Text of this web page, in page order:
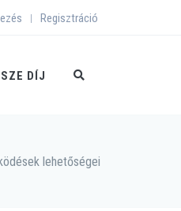
| Regisztráció
DÍJ
lehetőségei